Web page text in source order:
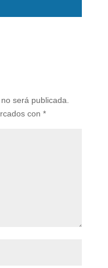
será publicada.
con *